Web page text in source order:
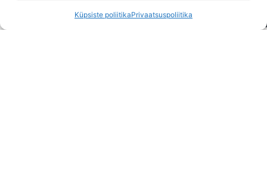
Küpsiste poliitikaPrivaatsuspoliitika